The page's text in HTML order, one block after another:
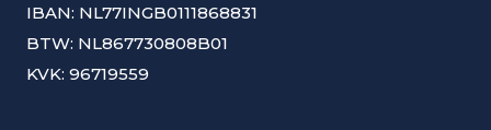
Marketing Analist | Waar data
strategie ontmoet